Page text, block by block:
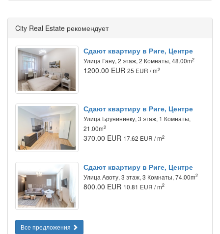
City Real Estate рекомендует
Сдают квартиру в Риге, Центре
Улица Гану, 2 этаж, 2 Комнаты, 48.00m2
1200.00 EUR 25 EUR / m2
Сдают квартиру в Риге, Центре
Улица Бруниниеку, 3 этаж, 1 Комнаты,
21.00m2
370.00 EUR 17.62 EUR / m2
Сдают квартиру в Риге, Центре
Улица Авоту, 3 этаж, 3 Комнаты, 74.00m2
800.00 EUR 10.81 EUR / m2
Все предложения